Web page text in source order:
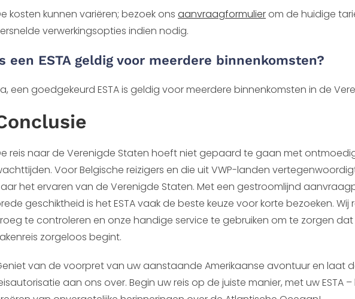
kosten kunnen variëren; bezoek ons aanvraagformulierom de huidige
verwerkingsopties indien nodig.
een ESTA geldig voor meerdere binnenkomsten?
een goedgekeurd ESTA is geldig voor meerdere binnenkomsten in de
reis naar de Verenigde Staten hoeft niet gepaard te gaan met
Voor Belgische reizigers en die uit VWP-landen
het ervaren van de Verenigde Staten. Met een gestroomlijnd
geschiktheid is het ESTA vaak de beste keuze voor korte bezoeken.
te controleren en onze handige service te gebruiken om te zorgen
zorgeloos begint.
van de voorpret van uw aanstaande Amerikaanse avontuur en laat
aan ons over. Begin uw reis op de juiste manier, met uw ESTA